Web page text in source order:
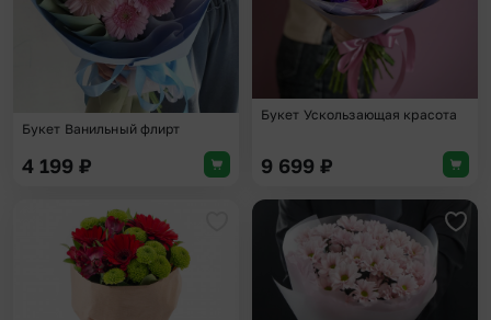
Букет Ванильный флирт
4 199 ₽
Букет Ускользающая красота
9 699 ₽
Добавить в избранное